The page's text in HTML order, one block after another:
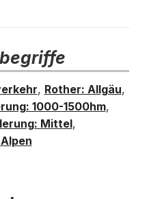
, Rother: Allgäu,
1000-1500hm,
Mittel,